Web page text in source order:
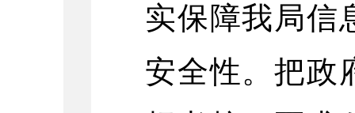
实保障我局信
安全性。把政